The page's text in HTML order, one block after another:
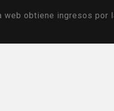
obtiene ingresos